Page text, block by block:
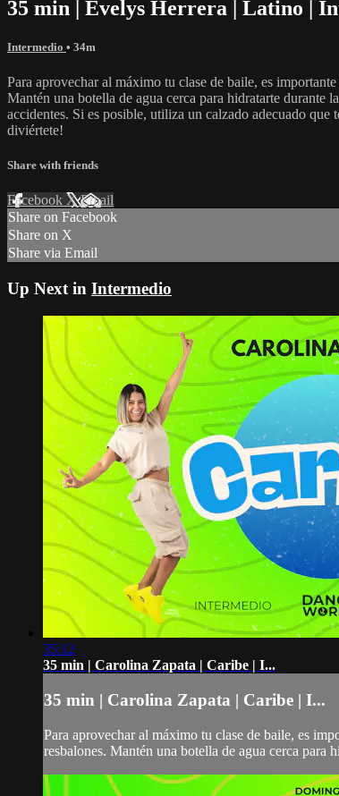
35 min | Evelys Herrera | Latino |
Intermedio • 34m
Para aprovechar al máximo tu clase de baile, es
Mantén una botella de agua cerca para hidratarte durante
accidentes. Si es posible, utiliza un calzado adecuado
diviértete!
Share with friends
Facebook XEmail
Share on Facebook
Share on X
Share via Email
Up Next in Intermedio
35:12
35 min | Carolina Zapata | Caribe | I...
35 min | Carolina Zapata | Caribe | I...
Para aprovechar al máximo tu clase de baile, es
resbalones. Mantén una botella de agua cerca para